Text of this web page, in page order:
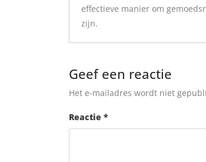
effectieve manier om
zijn.
Geef een reactie
Het e-mailadres wordt niet
Reactie *